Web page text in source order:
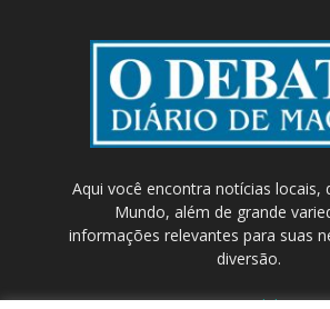
Aqui você encontra notícias locais,
Mundo, além de grande
informações relevantes para suas
diversão.